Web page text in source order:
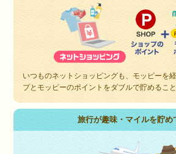
いつものネットショッピングも、モッピーを
プとモッピーのポイントをダブルで貯めること
旅行が趣味・マイルを貯め